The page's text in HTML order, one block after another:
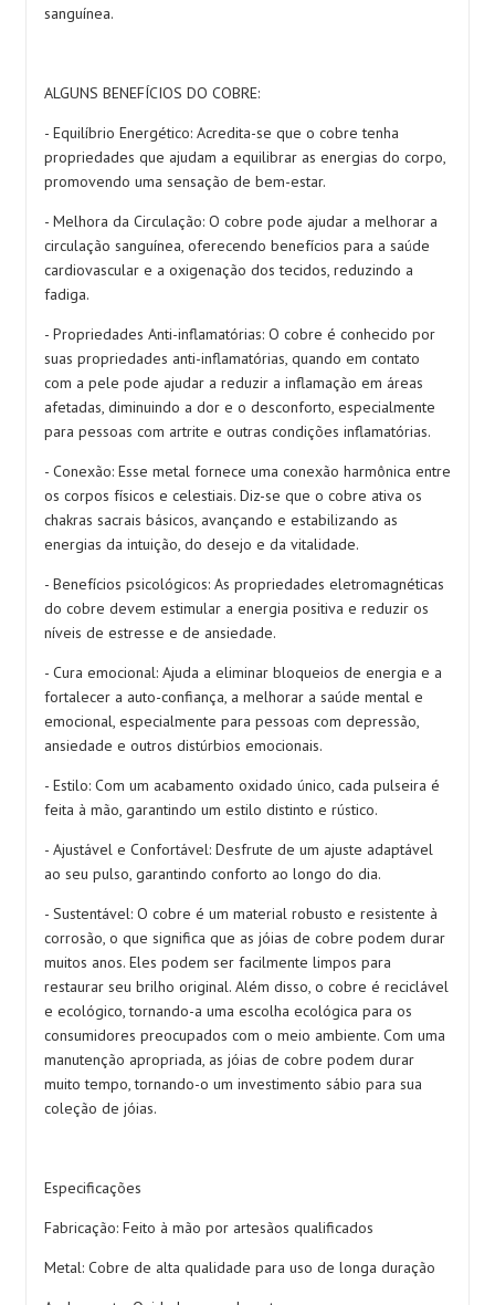
sanguínea.
ALGUNS BENEFÍCIOS DO COBRE:
- Equilíbrio Energético: Acredita-se que o cobre tenha
propriedades que ajudam a equilibrar as energias do corpo,
promovendo uma sensação de bem-estar.
- Melhora da Circulação: O cobre pode ajudar a melhorar a
circulação sanguínea, oferecendo benefícios para a saúde
cardiovascular e a oxigenação dos tecidos, reduzindo a
fadiga.
- Propriedades Anti-inflamatórias: O cobre é conhecido por
suas propriedades anti-inflamatórias, quando em contato
com a pele pode ajudar a reduzir a inflamação em áreas
afetadas, diminuindo a dor e o desconforto, especialmente
para pessoas com artrite e outras condições inflamatórias.
- Conexão: Esse metal fornece uma conexão harmônica entre
os corpos físicos e celestiais. Diz-se que o cobre ativa os
chakras sacrais básicos, avançando e estabilizando as
energias da intuição, do desejo e da vitalidade.
- Benefícios psicológicos: As propriedades eletromagnéticas
do cobre devem estimular a energia positiva e reduzir os
níveis de estresse e de ansiedade.
- Cura emocional: Ajuda a eliminar bloqueios de energia e a
fortalecer a auto-confiança, a melhorar a saúde mental e
emocional, especialmente para pessoas com depressão,
ansiedade e outros distúrbios emocionais.
- Estilo: Com um acabamento oxidado único, cada pulseira é
feita à mão, garantindo um estilo distinto e rústico.
- Ajustável e Confortável: Desfrute de um ajuste adaptável
ao seu pulso, garantindo conforto ao longo do dia.
- Sustentável: O cobre é um material robusto e resistente à
corrosão, o que significa que as jóias de cobre podem durar
muitos anos. Eles podem ser facilmente limpos para
restaurar seu brilho original. Além disso, o cobre é reciclável
e ecológico, tornando-a uma escolha ecológica para os
consumidores preocupados com o meio ambiente. Com uma
manutenção apropriada, as jóias de cobre podem durar
muito tempo, tornando-o um investimento sábio para sua
coleção de jóias.
Especificações
Fabricação: Feito à mão por artesãos qualificados
Metal: Cobre de alta qualidade para uso de longa duração